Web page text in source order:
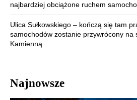
najbardziej obciążone ruchem
Ulica Sułkowskiego – kończą się tam
samochodów zostanie przywrócony na
Kamienną
Najnowsze